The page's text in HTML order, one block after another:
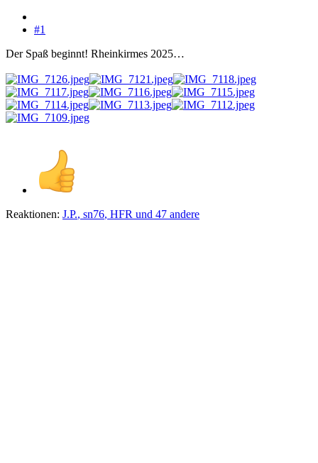
#1
Der Spaß beginnt! Rheinkirmes 2025…
Reaktionen: J.P., sn76, HFR und 47 andere